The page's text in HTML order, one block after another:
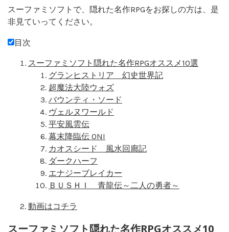
スーファミソフトで、隠れた名作RPGをお探しの方は、是
非見ていってください。
目次
スーファミソフト隠れた名作RPGオススメ10選
グランヒストリア 幻史世界記
超魔法大陸ウォズ
バウンティ・ソード
ヴェルヌワールド
平安風雲伝
幕末降臨伝 ONI
カオスシード 風水回廊記
ダークハーフ
エナジーブレイカー
ＢＵＳＨＩ 青龍伝～二人の勇者～
動画はコチラ
スーファミソフト隠れた名作RPGオススメ10